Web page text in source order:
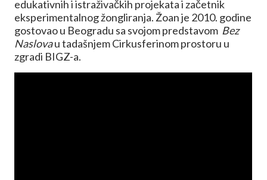
edukativnih i istraživačkih projekata i začetnik
eksperimentalnog žongliranja. Žoan je 2010. godine
gostovao u Beogradu sa svojom predstavom Bez
Naslovau tadašnjem Cirkusferinom prostoru u
zgradi BIGZ-a.